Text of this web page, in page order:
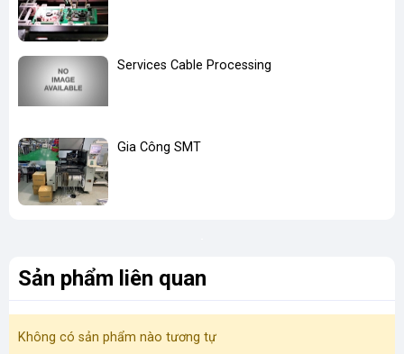
Services Cable Processing
Gia Công SMT
Sản phẩm liên quan
Không có sản phẩm nào tương tự